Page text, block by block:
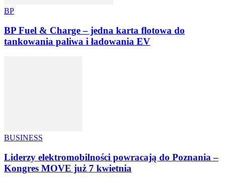
BP
BP Fuel & Charge – jedna karta flotowa do
tankowania paliwa i ładowania EV
BUSINESS
Liderzy elektromobilności powracają do Poznania –
Kongres MOVE już 7 kwietnia